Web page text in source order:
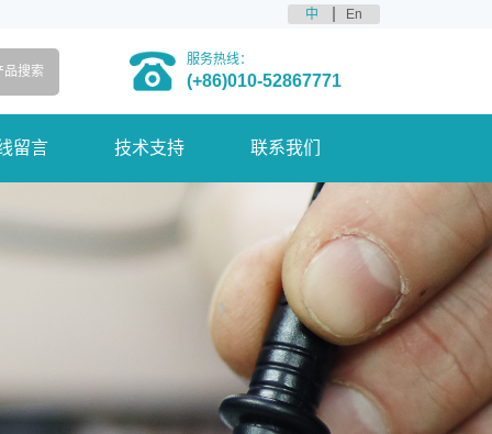
中 En
服务热线：
(+86)010-52867771
留言 技术支持 联系我们